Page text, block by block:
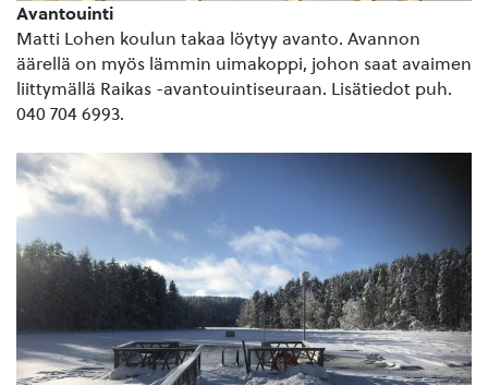
Avantouinti
Matti Lohen koulun takaa löytyy avanto. Avannon
äärellä on myös lämmin uimakoppi, johon saat avaimen
liittymällä Raikas -avantouintiseuraan. Lisätiedot puh.
040 704 6993.